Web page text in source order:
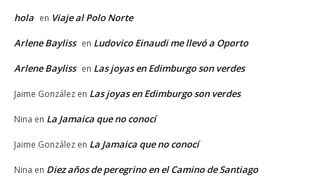
hola en Viaje al Polo Norte
Arlene Bayliss en Ludovico Einaudi me llevó a Oporto
Arlene Bayliss en Las joyas en Edimburgo son verdes
Jaime González en Las joyas en Edimburgo son verdes
Nina en La Jamaica que no conocí
Jaime González en La Jamaica que no conocí
Nina en Diez años de peregrino en el Camino de Santiago